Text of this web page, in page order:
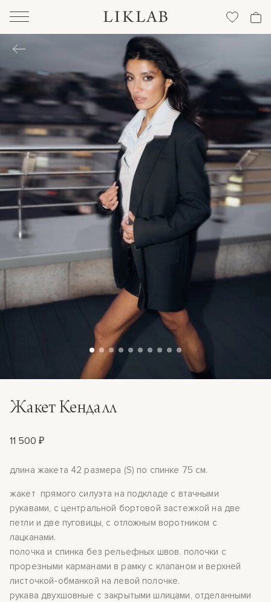
Жакет Кендалл
11 500 ₽
длина жакета 42 размера (S) по спинке 75 см.
жакет прямого силуэта на подкладе с втачными
рукавами, с центральной бортовой застежкой на две
петли и две пуговицы, с отложным воротником с
лацканами.
полочка и спинка без рельефных швов. полочки с
прорезными карманами в рамку с клапаном и верхней
листочкой-обманкой на левой полочке.
рукава двухшовные с закрытыми шлицами, отделанными